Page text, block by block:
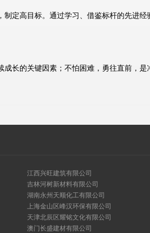
定高目标。通过学习、借鉴标杆的先进
长的关键因素；不怕困难，勇往直前，
江西兴旺建筑有限公司
吉林河树新材料有限公司
湖南永州天顺化工有限公司
上海金山区峰汉环保有限公司
天津北辰区耀铭文化有限公司
澳门长盛建材有限公司